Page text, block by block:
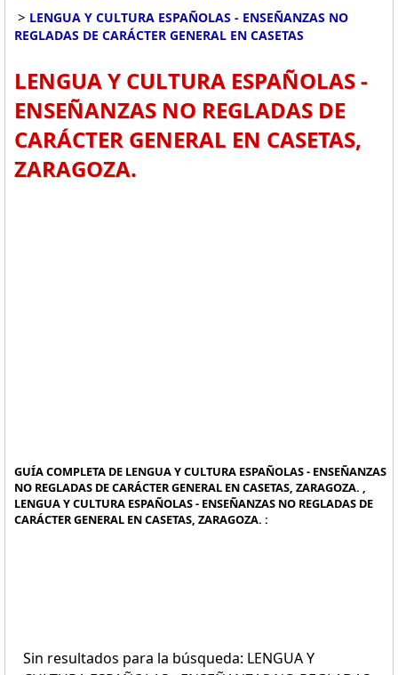
> LENGUA Y CULTURA ESPAÑOLAS - ENSEÑANZAS NO
REGLADAS DE CARÁCTER GENERAL EN CASETAS
LENGUA Y CULTURA ESPAÑOLAS -
ENSEÑANZAS NO REGLADAS DE
CARÁCTER GENERAL EN CASETAS,
ZARAGOZA.
GUÍA COMPLETA DE LENGUA Y CULTURA ESPAÑOLAS - ENSEÑANZAS
NO REGLADAS DE CARÁCTER GENERAL EN CASETAS, ZARAGOZA. ,
LENGUA Y CULTURA ESPAÑOLAS - ENSEÑANZAS NO REGLADAS DE
CARÁCTER GENERAL EN CASETAS, ZARAGOZA. :
Sin resultados para la búsqueda: LENGUA Y